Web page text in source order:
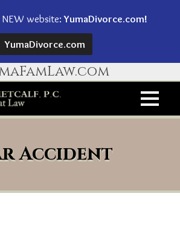
Accident
NEW website:YumaDivorce.com!
YumaDivorce.com